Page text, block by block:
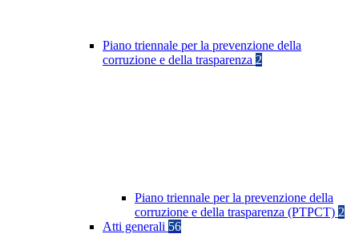
Piano triennale per la prevenzione della
corruzione e della trasparenza 2
Piano triennale per la prevenzione della
corruzione e della trasparenza (PTPCT) 2
Atti generali 56